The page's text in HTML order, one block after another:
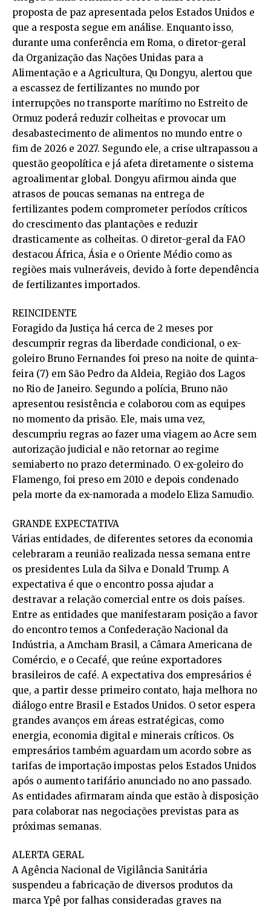
proposta de paz apresentada pelos Estados Unidos e
que a resposta segue em análise. Enquanto isso,
durante uma conferência em Roma, o diretor-geral
da Organização das Nações Unidas para a
Alimentação e a Agricultura, Qu Dongyu, alertou que
a escassez de fertilizantes no mundo por
interrupções no transporte marítimo no Estreito de
Ormuz poderá reduzir colheitas e provocar um
desabastecimento de alimentos no mundo entre o
fim de 2026 e 2027. Segundo ele, a crise ultrapassou a
questão geopolítica e já afeta diretamente o sistema
agroalimentar global. Dongyu afirmou ainda que
atrasos de poucas semanas na entrega de
fertilizantes podem comprometer períodos críticos
do crescimento das plantações e reduzir
drasticamente as colheitas. O diretor-geral da FAO
destacou África, Ásia e o Oriente Médio como as
regiões mais vulneráveis, devido à forte dependência
de fertilizantes importados.
REINCIDENTE
Foragido da Justiça há cerca de 2 meses por
descumprir regras da liberdade condicional, o ex-
goleiro Bruno Fernandes foi preso na noite de quinta-
feira (7) em São Pedro da Aldeia, Região dos Lagos
no Rio de Janeiro. Segundo a polícia, Bruno não
apresentou resistência e colaborou com as equipes
no momento da prisão. Ele, mais uma vez,
descumpriu regras ao fazer uma viagem ao Acre sem
autorização judicial e não retornar ao regime
semiaberto no prazo determinado. O ex-goleiro do
Flamengo, foi preso em 2010 e depois condenado
pela morte da ex-namorada a modelo Eliza Samudio.
GRANDE EXPECTATIVA
Várias entidades, de diferentes setores da economia
celebraram a reunião realizada nessa semana entre
os presidentes Lula da Silva e Donald Trump. A
expectativa é que o encontro possa ajudar a
destravar a relação comercial entre os dois países.
Entre as entidades que manifestaram posição a favor
do encontro temos a Confederação Nacional da
Indústria, a Amcham Brasil, a Câmara Americana de
Comércio, e o Cecafé, que reúne exportadores
brasileiros de café. A expectativa dos empresários é
que, a partir desse primeiro contato, haja melhora no
diálogo entre Brasil e Estados Unidos. O setor espera
grandes avanços em áreas estratégicas, como
energia, economia digital e minerais críticos. Os
empresários também aguardam um acordo sobre as
tarifas de importação impostas pelos Estados Unidos
após o aumento tarifário anunciado no ano passado.
As entidades afirmaram ainda que estão à disposição
para colaborar nas negociações previstas para as
próximas semanas.
ALERTA GERAL
A Agência Nacional de Vigilância Sanitária
suspendeu a fabricação de diversos produtos da
marca Ypê por falhas consideradas graves na